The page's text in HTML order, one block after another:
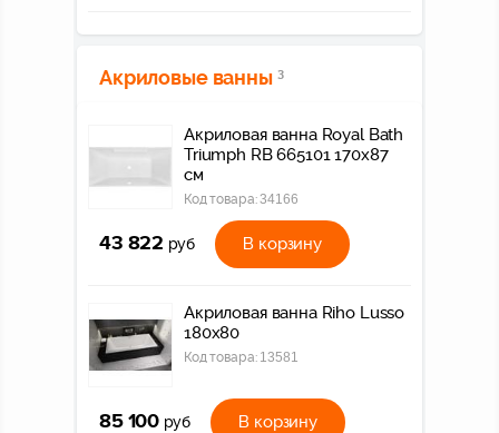
Акриловые ванны 3
Акриловая ванна Royal Bath
Triumph RB 665101 170x87
см
Код товара:34166
43 822 руб В корзину
Акриловая ванна Riho Lusso
180x80
Код товара: 13581
85 100 руб В корзину